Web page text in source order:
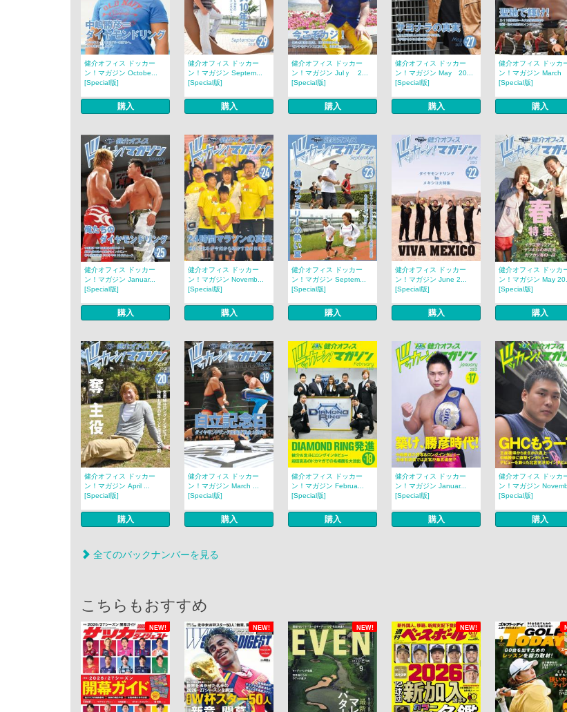
健介オフィス ドッカー
ン！マガジン Octobe...
[Special版]
購入
健介オフィス ドッカー
ン！マガジン Septem...
[Special版]
購入
健介オフィス ドッカー
ン！マガジン Julｙ 2...
[Special版]
購入
健介オフィス ドッカー
ン！マガジン May 20...
[Special版]
購入
健介オフィス ドッカ
ン！マガジン March
[Special版]
購入
健介オフィス ドッカー
ン！マガジン Januar...
[Special版]
購入
健介オフィス ドッカー
ン！マガジン Novemb...
[Special版]
購入
健介オフィス ドッカー
ン！マガジン Septem...
[Special版]
購入
健介オフィス ドッカー
ン！マガジン June 2...
[Special版]
購入
健介オフィス ドッカ
ン！マガジン May
[Special版]
購入
健介オフィス ドッカー
ン！マガジン April ...
[Special版]
購入
健介オフィス ドッカー
ン！マガジン March ...
[Special版]
購入
健介オフィス ドッカー
ン！マガジン Februa...
[Special版]
購入
健介オフィス ドッカー
ン！マガジン Januar...
[Special版]
購入
健介オフィス ドッカ
ン！マガジン
[Special版]
購入
全てのバックナンバーを見る
こちらもおすすめ
NEW! NEW! NEW! NEW!